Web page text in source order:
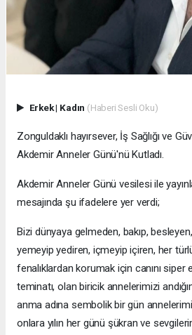
Erkek| Kadın (Haberi Sesli Oku)
Zonguldaklı hayırsever, İş Sağlığı ve
Akdemir Anneler Günü'nü Kutladı.
Akdemir Anneler Günü vesilesi ile
mesajında şu ifadelere yer verdi;
Bizi dünyaya gelmeden, bakıp,
yemeyip yediren, içmeyip içiren, her
fenalıklardan korumak için canını siper
teminatı, olan biricik annelerimizi
anma adına sembolik bir gün
onlara yılın her günü şükran ve